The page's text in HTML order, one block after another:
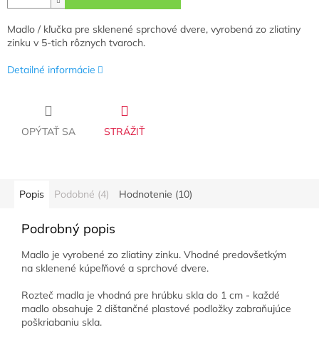
Madlo / kľučka pre sklenené sprchové dvere, vyrobená zo zliatiny
zinku v 5-tich rôznych tvaroch.
Detailné informácie
OPÝTAŤ SA STRÁŽIŤ
Popis Podobné (4) Hodnotenie (10)
Podrobný popis
Madlo je vyrobené zo zliatiny zinku. Vhodné predovšetkým
na sklenené kúpeľňové a sprchové dvere.
Rozteč madla je vhodná pre hrúbku skla do 1 cm - každé
madlo obsahuje 2 dištančné plastové podložky zabraňujúce
poškriabaniu skla.